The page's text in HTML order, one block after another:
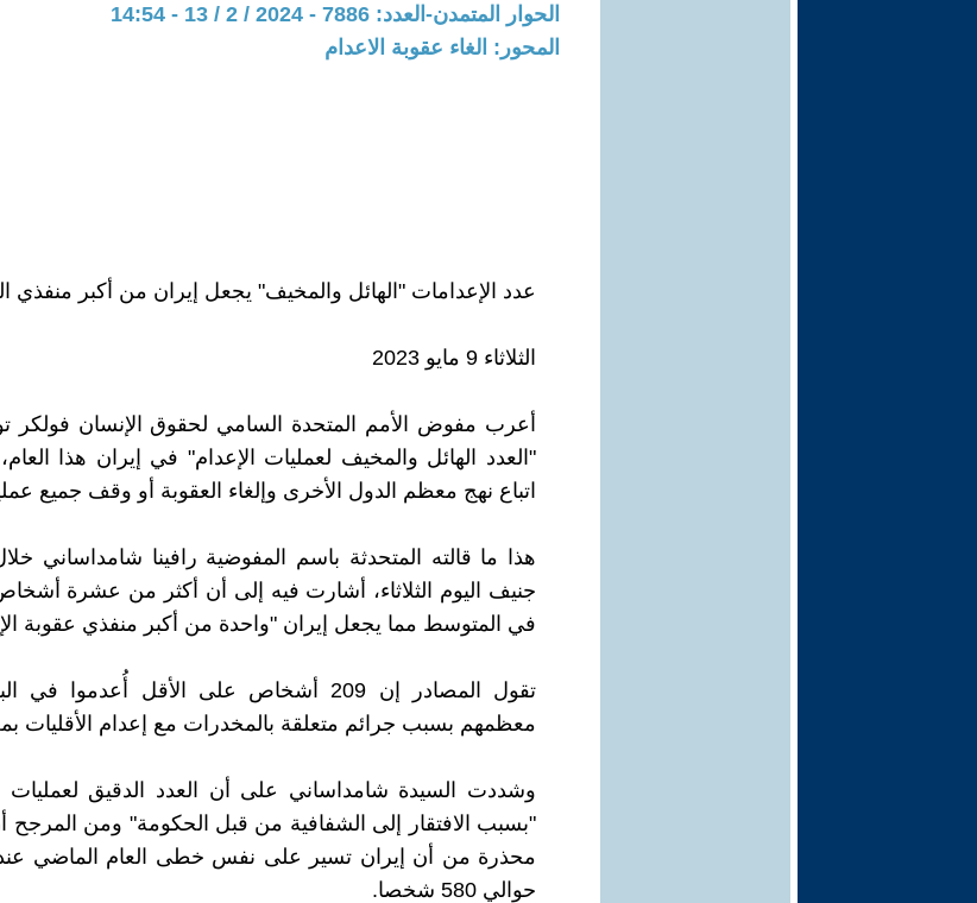
الحوار المتمدن-العدد: 7886 - 2024 / 2 / 13 - 14:54
المحور: الغاء عقوبة الاعدام
عدد الإعدامات "الهائل والمخيف" يجعل إيران من أكبر منفذي
الثلاثاء 9 مايو 2023
أعرب مفوض الأمم المتحدة السامي لحقوق الإنسان فولكر
"العدد الهائل والمخيف لعمليات الإعدام" في إيران هذا
اتباع نهج معظم الدول الأخرى وإلغاء العقوبة أو وقف جميع
هذا ما قالته المتحدثة باسم المفوضية رافينا شامداساني
جنيف اليوم الثلاثاء، أشارت فيه إلى أن أكثر من عشرة
في المتوسط مما يجعل إيران "واحدة من أكبر منفذي عقوبة
تقول المصادر إن 209 أشخاص على الأقل أُعدموا
معظمهم بسبب جرائم متعلقة بالمخدرات مع إعدام الأقليات
وشددت السيدة شامداساني على أن العدد الدقيق لعمليات
"بسبب الافتقار إلى الشفافية من قبل الحكومة" ومن المرجح
محذرة من أن إيران تسير على نفس خطى العام الماضي
حوالي 580 شخصا.